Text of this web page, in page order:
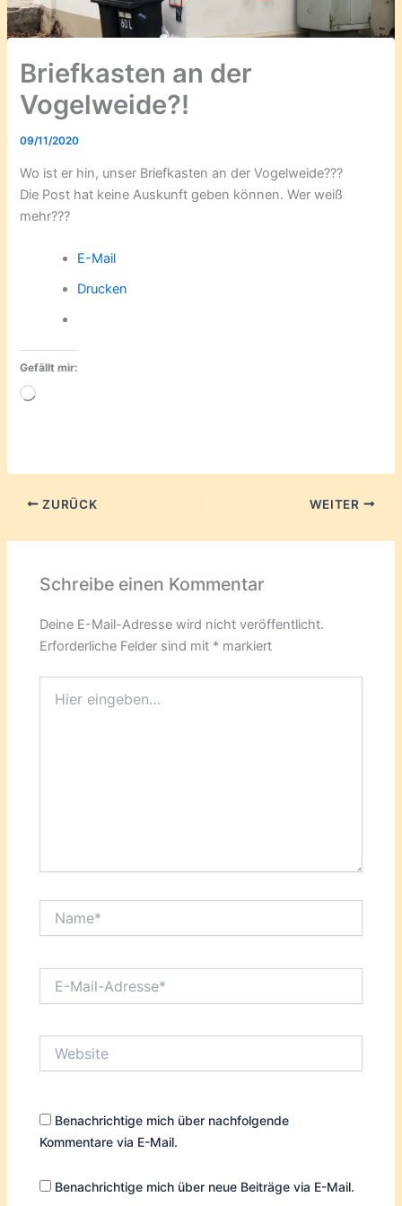
Briefkasten an der
Vogelweide?!
09/11/2020
Wo ist er hin, unser Briefkasten an der Vogelweide???
Die Post hat keine Auskunft geben können. Wer weiß
mehr???
E-Mail
Drucken
Gefällt mir:
Wird
ZURÜCK WEITER
Schreibe einen Kommentar
Deine E-Mail-Adresse wird nicht veröffentlicht.
Erforderliche Felder sind mit * markiert
eingeben…
Mail-
Benachrichtige mich über nachfolgende
Kommentare via E-Mail.
Benachrichtige mich über neue Beiträge via E-Mail.